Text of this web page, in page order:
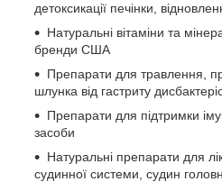
детоксикації печінки,
Натуральні вітаміни та
бренди США
Препарати для травлення,
шлунка від гастриту
Препарати для підтримки
засоби
Натуральні препарати для
судинної системи, судин